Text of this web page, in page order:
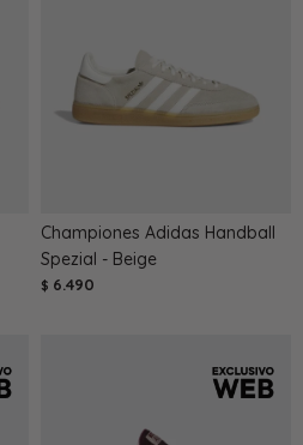
Championes Adidas Handball
Spezial - Beige
$ 6.490